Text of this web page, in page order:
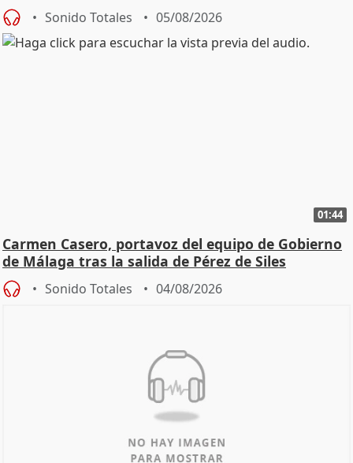
Sonido Totales 05/08/2026
01:44
Carmen Casero, portavoz del equipo de Gobierno
de Málaga tras la salida de Pérez de Siles
Sonido Totales 04/08/2026